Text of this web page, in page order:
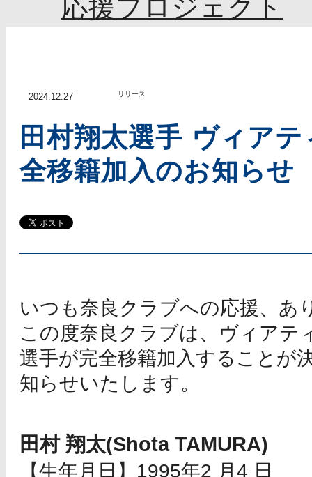
応援プロジェクト
2024.12.27 リリース
田村翔太選手 ヴィア
全移籍加入のお知らせ
いつも奈良クラブへの応援、あ
この度奈良クラブは、ヴィアテ
選手が完全移籍加入することが
知らせいたします。
田村 翔太(Shota TAMURA)
【生年月日】1995年2 月4 日